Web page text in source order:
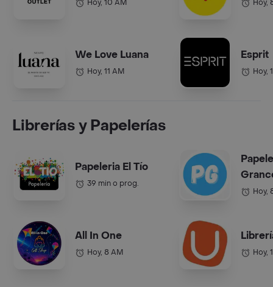
Hoy, 10 AM
We Love Luana
Hoy, 11 AM
Hoy,
Esprit
Hoy,
Librerías y Papelerías
Papeleria El Tío
39 min o prog.
All In One
Hoy, 8 AM
Hoy,
Hoy,